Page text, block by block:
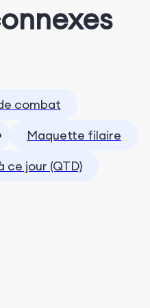
combat
Maquette filaire
ce jour (QTD)